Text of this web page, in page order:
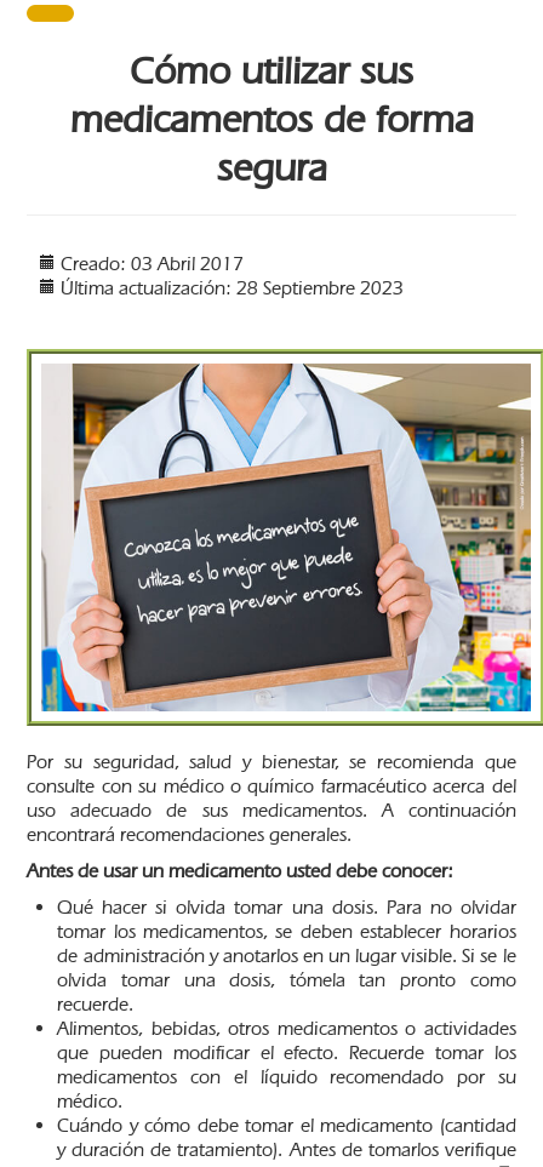
Cómo utilizar sus
medicamentos de forma
segura
Creado: 03 Abril 2017
Última actualización: 28 Septiembre 2023
Por su seguridad, salud y bienestar, se recomienda que
consulte con su médico o químico farmacéutico acerca del
uso adecuado de sus medicamentos. A continuación
encontrará recomendaciones generales.
Antes de usar un medicamento usted debe conocer:
Qué hacer si olvida tomar una dosis. Para no olvidar
tomar los medicamentos, se deben establecer horarios
de administración y anotarlos en un lugar visible. Si se le
olvida tomar una dosis, tómela tan pronto como
recuerde.
Alimentos, bebidas, otros medicamentos o actividades
que pueden modificar el efecto. Recuerde tomar los
medicamentos con el líquido recomendado por su
médico.
Cuándo y cómo debe tomar el medicamento (cantidad
y duración de tratamiento). Antes de tomarlos verifique